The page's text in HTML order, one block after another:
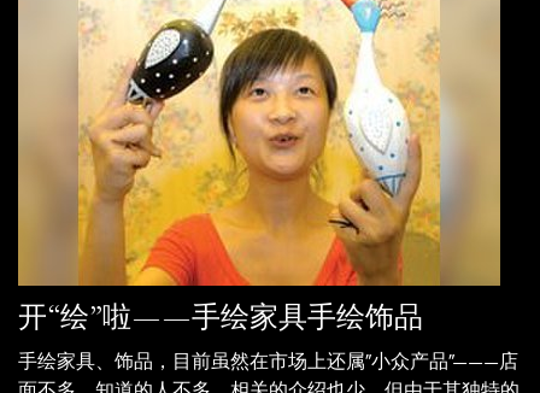
开“绘”啦——手绘家具手绘饰品
手绘家具、饰品，目前虽然在市场上还属“小众产品”———店